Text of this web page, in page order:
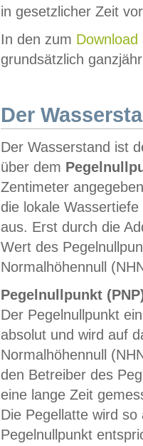
in gesetzlicher Zeit
In den zum Download
grundsätzlich
Der
Der Wasserstand ist
über dem
Zentimeter
die lokale
aus. Erst durch die
Wert des
Normalhöhennull
Pegelnullpunkt
Der Pegelnullpunkt
absolut und wird auf
Normalhöhennull
den Betreiber des
eine lange Zeit
Die Pegellatte wird
Pegelnullpunkt